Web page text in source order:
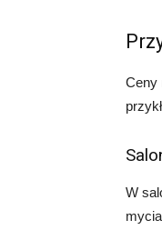
Ceny
W